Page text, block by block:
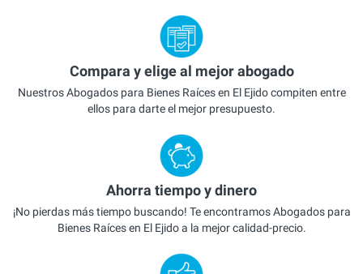
Compara y elige al mejor abogado
Nuestros Abogados para Bienes Raíces en El Ejido compiten entre
ellos para darte el mejor presupuesto.
Ahorra tiempo y dinero
¡No pierdas más tiempo buscando! Te encontramos Abogados para
Bienes Raíces en El Ejido a la mejor calidad-precio.